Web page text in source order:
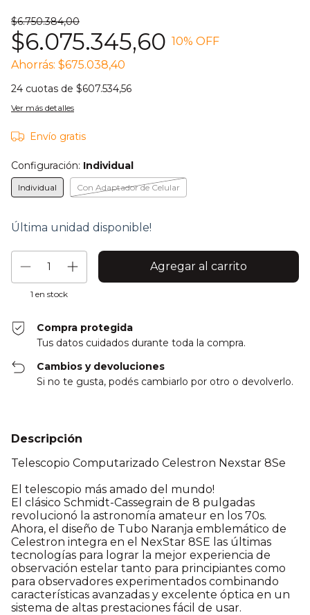
$6.750.384,00
$6.075.345,60 10% OFF
Ahorrás: $675.038,40
24 cuotas de $607.534,56
Ver más detalles
Envío gratis
Configuración: Individual
Individual Con Adaptador de Celular
Última unidad disponible!
1 en stock
Compra protegida
Tus datos cuidados durante toda la compra.
Cambios y devoluciones
Si no te gusta, podés cambiarlo por otro o devolverlo.
Descripción
Telescopio Computarizado Celestron Nexstar 8Se
El telescopio más amado del mundo!
El clásico Schmidt-Cassegrain de 8 pulgadas
revolucionó la astronomía amateur en los 70s.
Ahora, el diseño de Tubo Naranja emblemático de
Celestron integra en el NexStar 8SE las últimas
tecnologías para lograr la mejor experiencia de
observación estelar tanto para principiantes como
para observadores experimentados combinando
características avanzadas y excelente óptica en un
sistema de altas prestaciones fácil de usar.